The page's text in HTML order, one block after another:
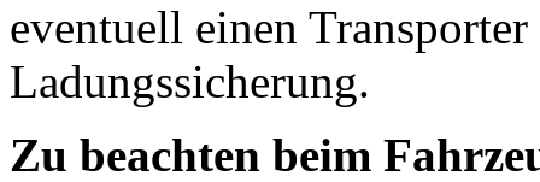
eventuell einen
Ladungssicherung.
Zu beachten beim